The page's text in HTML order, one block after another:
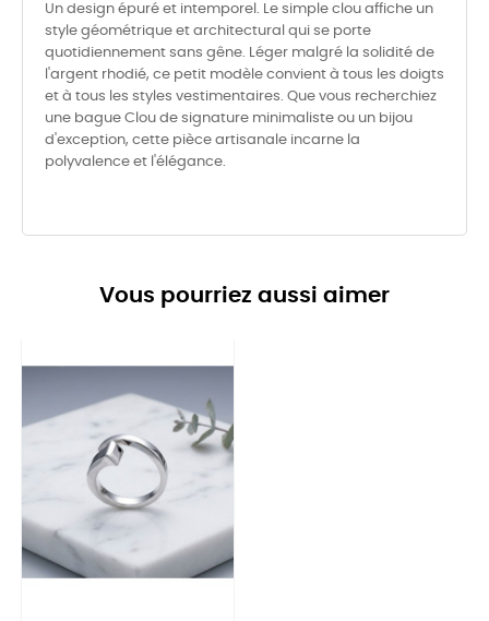
Un design épuré et intemporel. Le simple clou affiche un
style géométrique et architectural qui se porte
quotidiennement sans gêne. Léger malgré la solidité de
l'argent rhodié, ce petit modèle convient à tous les doigts
et à tous les styles vestimentaires. Que vous recherchiez
une bague Clou de signature minimaliste ou un bijou
d'exception, cette pièce artisanale incarne la
polyvalence et l'élégance.
Vous pourriez aussi aimer